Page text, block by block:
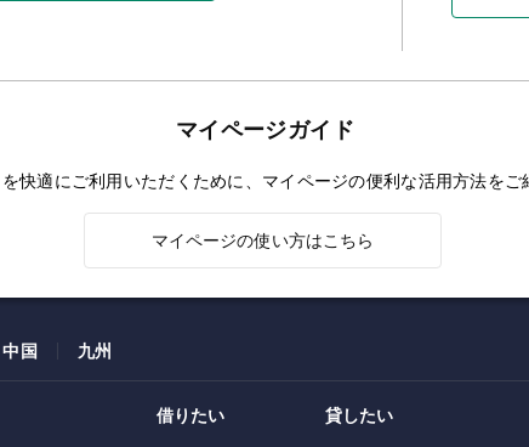
マイページガイド
快適にご利用いただくために、マイページの便利な活用方法をご
マイページの使い方はこちら
中国 九州
借りたい 貸したい